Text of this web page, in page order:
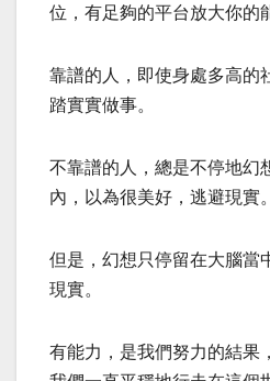
位，有足夠的平台放大你的
靠譜的人，即使身處多高的
踏實實做事。
不靠譜的人，總是不停地幻
內，以為很美好，逃避現實。
但是，幻想只停留在大腦當
現實。
有能力，是我們努力的結果